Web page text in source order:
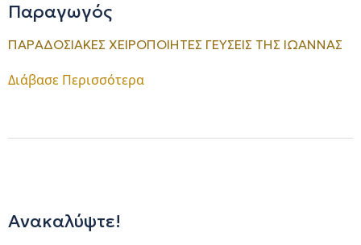
Παραγωγός
ΠΑΡΑΔΟΣΙΑΚΕΣ ΧΕΙΡΟΠΟΙΗΤΕΣ ΓΕΥΣΕΙΣ ΤΗΣ ΙΩΑΝΝΑΣ
Διάβασε Περισσότερα
Ανακαλύψτε!